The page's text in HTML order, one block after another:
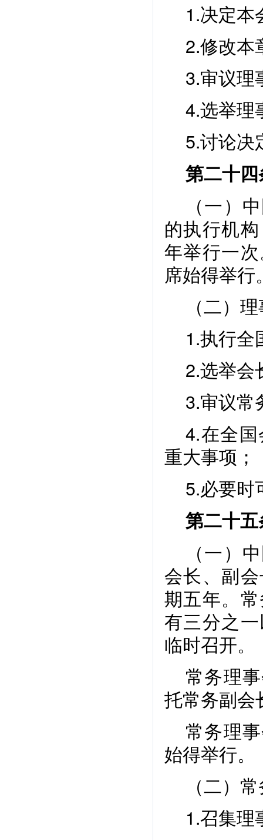
1.决定本
2.修改本
3.审议理
4.选举理
5.讨论决
第二十
（一）
的执行机
年举行一
席始得举行
（二）
1.执行全
2.选举会
3.审议常
4.在全
重大事项；
5.必要时
第二十
（一）
会长、副
期五年。
有三分之
临时召开。
常务理
托常务副会
常务理
始得举行。
（二）
1.召集理